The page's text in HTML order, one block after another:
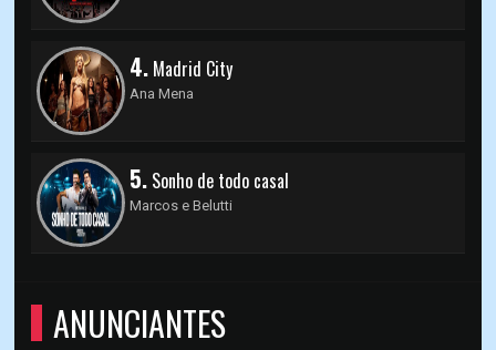
4. Madrid City
Ana Mena
5. Sonho de todo casal
Marcos e Belutti
ANUNCIANTES